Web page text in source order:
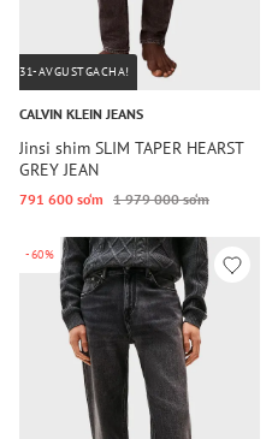
31-AVGUSTGACHA!
CALVIN KLEIN JEANS
Jinsi shim SLIM TAPER HEARST
GREY JEAN
791 600 so‘m 1 979 000 so‘m
-60%